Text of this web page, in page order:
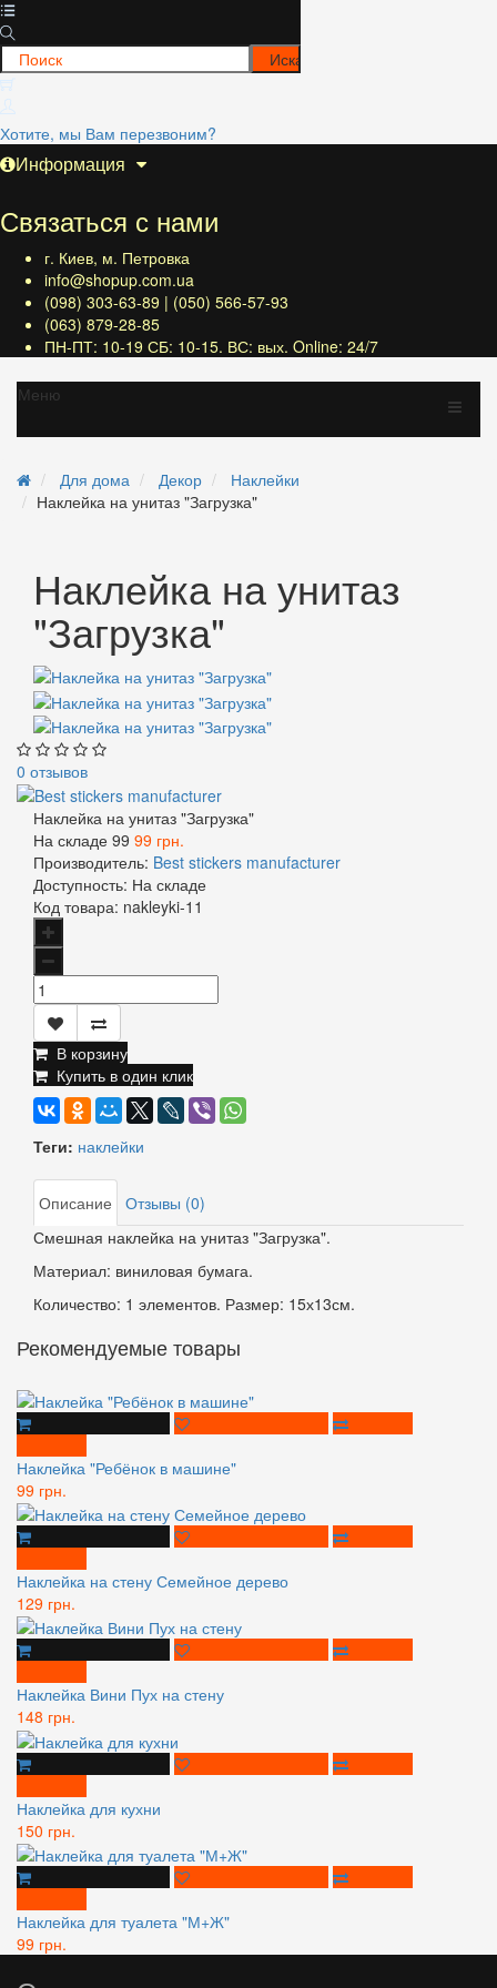
Хотите, мы Вам перезвоним?
Информация
Связаться с нами
г. Киев, м. Петровка
info@shopup.com.ua
(098) 303-63-89 | (050) 566-57-93
(063) 879-28-85
ПН-ПТ: 10-19 СБ: 10-15. ВС: вых. Online: 24/7
Меню
Для дома Декор
Наклейки
Наклейка на унитаз "Загрузка"
Наклейка на унитаз
"Загрузка"
0 отзывов
Наклейка на унитаз "Загрузка"
На складе 99 99 грн.
Производитель: Best stickers manufacturer
Доступность: На складе
Код товара: nakleyki-11
В корзину
Купить в один клик
Теги: наклейки
Описание
Отзывы (0)
Смешная наклейка на унитаз "Загрузка".
Материал: виниловая бумага.
Количество: 1 элементов. Размер: 15х13см.
Рекомендуемые товары
Наклейка "Ребёнок в машине"
99 грн.
Наклейка на стену Семейное дерево
129 грн.
Наклейка Вини Пух на стену
148 грн.
Наклейка для кухни
150 грн.
Наклейка для туалета "М+Ж"
99 грн.